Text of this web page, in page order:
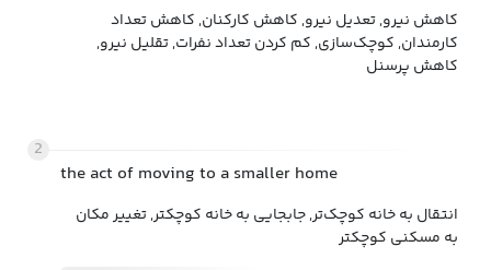
کاهش نیرو, تعدیل نیرو, کاهش کارکنان, کاهش تعداد
کارمندان, کوچک‌سازی, کم کردن تعداد نفرات, تقلیل نیرو,
کاهش پرسنل
2
the act of moving to a smaller home
انتقال به خانه کوچک‌تر, جابجایی به خانه کوچکتر, تغییر مکان
به مسکنی کوچکتر